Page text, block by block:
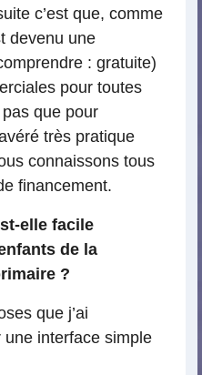
c’est que, comme
devenu une
: gratuite)
pour toutes
que pour
très pratique
connaissons tous
financement.
elle facile
de la
?
que j’ai
interface simple